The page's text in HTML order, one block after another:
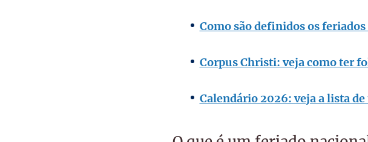
Como são definidos os
Corpus Christi: veja como ter
Calendário 2026: veja a lista